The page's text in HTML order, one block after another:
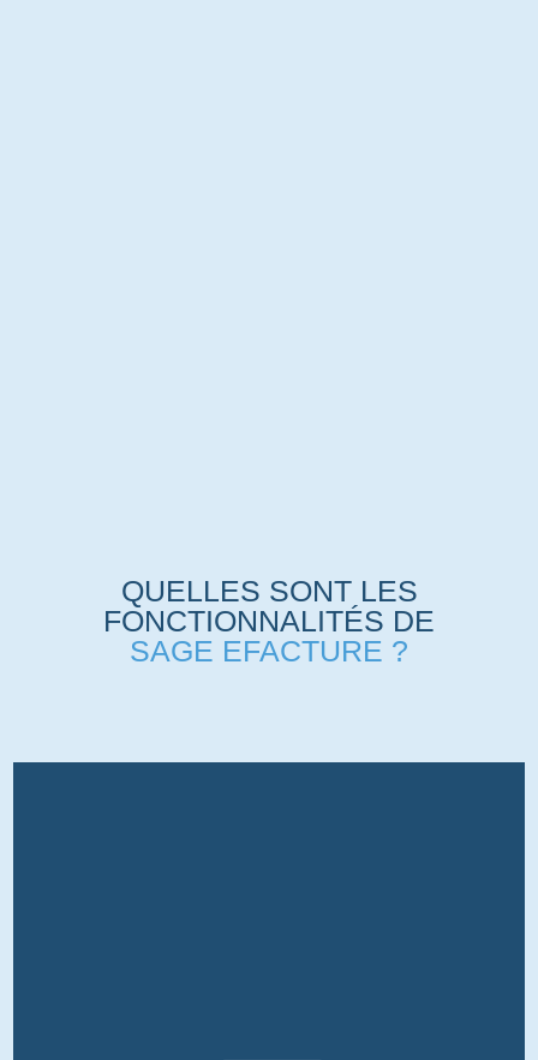
QUELLES SONT LES
FONCTIONNALITÉS DE
SAGE EFACTURE ?